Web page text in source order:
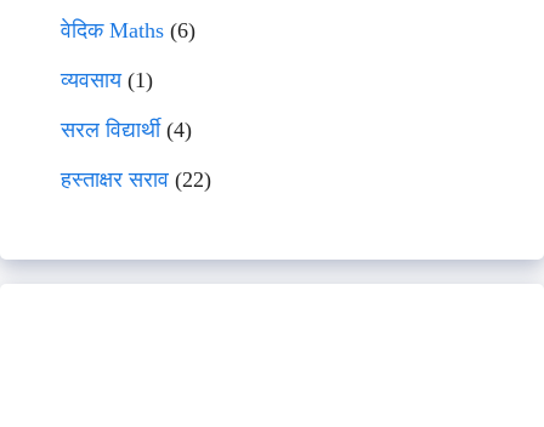
वेदिक Maths (6)
व्यवसाय(1)
सरल विद्यार्थी(4)
हस्ताक्षर सराव (22)